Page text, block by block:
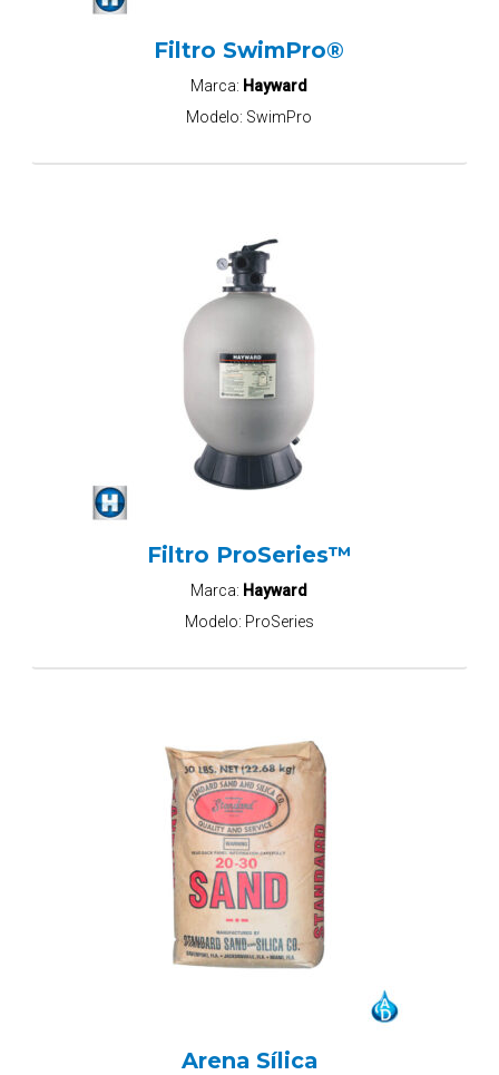
Filtro SwimPro®
Marca: Hayward
Modelo: SwimPro
Filtro ProSeries™
Marca: Hayward
Modelo: ProSeries
Arena Sílica